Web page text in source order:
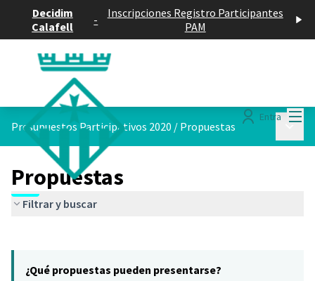
Decidim
Calafell
-
Inscripciones Registro Participantes
PAM
Entra
Presupuestos Participativos 2020 / Propuestas
Propuestas
Filtrar y buscar
−
¿Qué propuestas pueden presentarse?